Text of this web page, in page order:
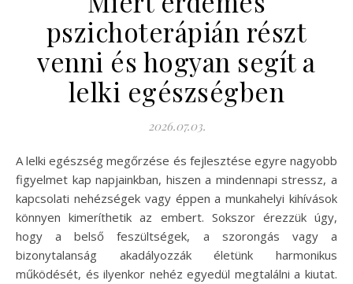
pszichoterápián részt
venni és hogyan segít a
lelki egészségben
2026.07.03.
A lelki egészség megőrzése és fejlesztése egyre nagyobb
figyelmet kap napjainkban, hiszen a mindennapi stressz, a
kapcsolati nehézségek vagy éppen a munkahelyi kihívások
könnyen kimeríthetik az embert. Sokszor érezzük úgy,
hogy a belső feszültségek, a szorongás vagy a
bizonytalanság akadályozzák életünk harmonikus
működését, és ilyenkor nehéz egyedül megtalálni a kiutat.